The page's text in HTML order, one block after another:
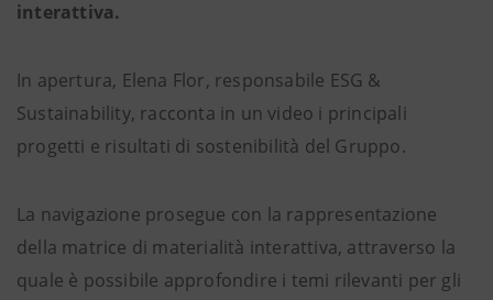
interattiva.
In apertura, Elena Flor, responsabile ESG &
Sustainability, racconta in un video i principali
progetti e risultati di sostenibilità del Gruppo.
La navigazione prosegue con la rappresentazione
della matrice di materialità interattiva, attraverso la
quale è possibile approfondire i temi rilevanti per gli